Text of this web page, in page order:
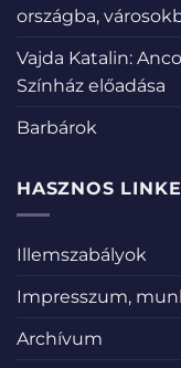
országba,
Vajda Katalin:
Színház előadása
Barbárok
HASZNOS
Illemszabályok
Impresszum,
Archívum